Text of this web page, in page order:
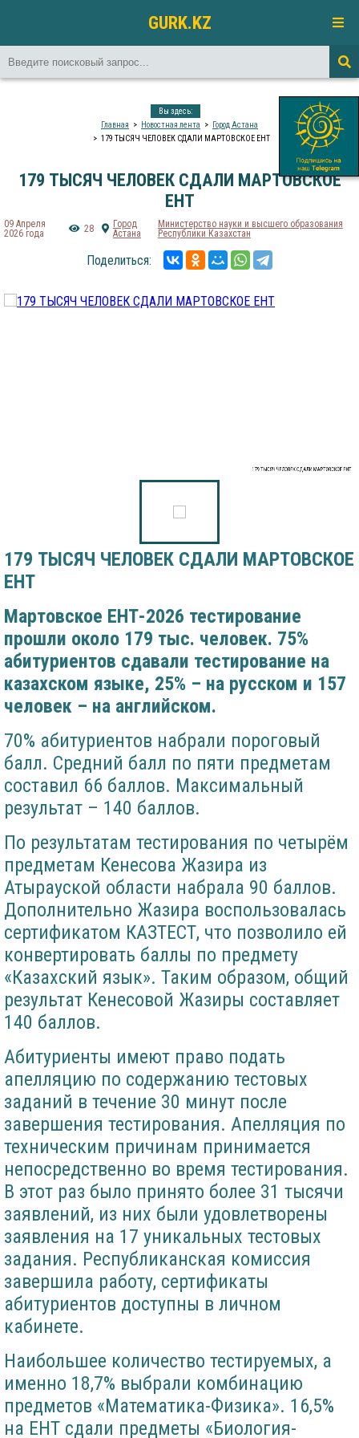
GURK.KZ
Вы здесь:
Главная
Новостная лента
Город Астана
179 ТЫСЯЧ ЧЕЛОВЕК СДАЛИ МАРТОВСКОЕ ЕНТ
179 ТЫСЯЧ ЧЕЛОВЕК СДАЛИ МАРТОВСКОЕ
ЕНТ
09 Апреля
2026 года
28
Город
Астана
Министерство науки и высшего образования
Республики Казахстан
Поделиться:
179 ТЫСЯЧ ЧЕЛОВЕК СДАЛИ МАРТОВСКОЕ ЕНТ
179 ТЫСЯЧ ЧЕЛОВЕК СДАЛИ МАРТОВСКОЕ
ЕНТ
Мартовское ЕНТ-2026 тестирование
прошли около 179 тыс. человек. 75%
абитуриентов сдавали тестирование на
казахском языке, 25% – на русском и 157
человек – на английском.
70% абитуриентов набрали пороговый
балл. Средний балл по пяти предметам
составил 66 баллов. Максимальный
результат – 140 баллов.
По результатам тестирования по четырём
предметам Кенесова Жазира из
Атырауской области набрала 90 баллов.
Дополнительно Жазира воспользовалась
сертификатом КАЗТЕСТ, что позволило ей
конвертировать баллы по предмету
«Казахский язык». Таким образом, общий
результат Кенесовой Жазиры составляет
140 баллов.
Абитуриенты имеют право подать
апелляцию по содержанию тестовых
заданий в течение 30 минут после
завершения тестирования. Апелляция по
техническим причинам принимается
непосредственно во время тестирования.
В этот раз было принято более 31 тысячи
заявлений, из них были удовлетворены
заявления на 17 уникальных тестовых
задания. Республиканская комиссия
завершила работу, сертификаты
абитуриентов доступны в личном
кабинете.
Наибольшее количество тестируемых, а
именно 18,7% выбрали комбинацию
предметов «Математика-Физика». 16,5%
на ЕНТ сдали предметы «Биология-